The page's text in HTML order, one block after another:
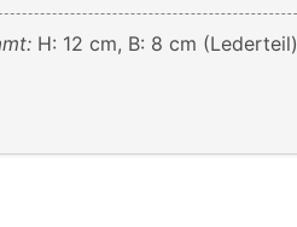
H: 12 cm, B: 8 cm (Lederteil)